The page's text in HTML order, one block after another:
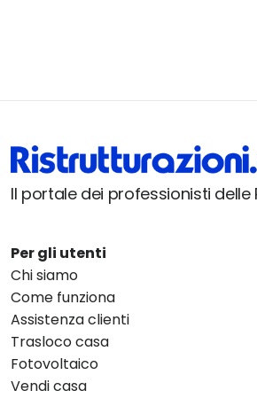
Il portale dei professionisti delle
Per gli utenti
Chi siamo
Come funziona
Assistenza clienti
Trasloco casa
Fotovoltaico
Vendi casa